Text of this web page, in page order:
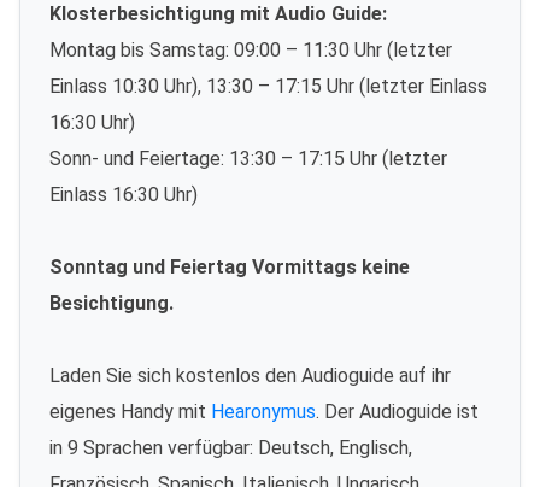
Klosterbesichtigung mit Audio Guide:
Montag bis Samstag: 09:00 – 11:30 Uhr (letzter
Einlass 10:30 Uhr), 13:30 – 17:15 Uhr (letzter Einlass
16:30 Uhr)
Sonn- und Feiertage: 13:30 – 17:15 Uhr (letzter
Einlass 16:30 Uhr)
Sonntag und Feiertag Vormittags keine
Besichtigung.
Laden Sie sich kostenlos den Audioguide auf ihr
eigenes Handy mit Hearonymus. Der Audioguide ist
in 9 Sprachen verfügbar: Deutsch, Englisch,